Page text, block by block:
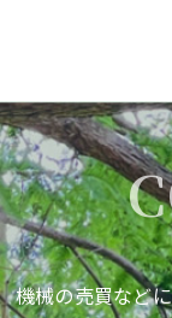
機械の売買など